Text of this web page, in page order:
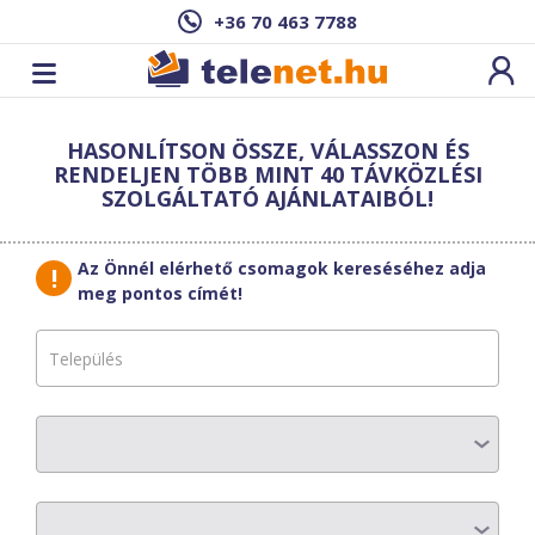
+36 70 463 7788
Ez a csomag sajnos nem elérhető az Ön
címén.Megnézem másik címen!
vissza a szolgáltatásokhoz
ISIS-COM
AZ ELŐFIZETÉS RÉSZLETEI
HASONLÍTSON ÖSSZE, VÁLASSZON ÉS
RENDELJEN TÖBB MINT 40 TÁVKÖZLÉSI
SZOLGÁLTATÓ AJÁNLATAIBÓL!
Az Önnél elérhető csomagok kereséséhez adja
meg pontos címét!